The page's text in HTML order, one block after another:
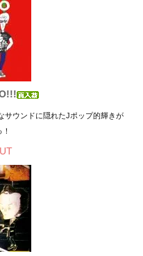
サウンドに隠れたJポップ的輝きが